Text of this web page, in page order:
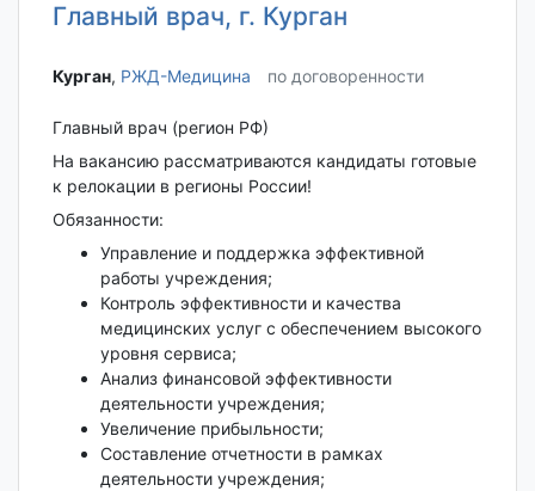
Главный врач, г. Курган
Курган‎, РЖД-Медицина по договоренности
Главный врач (регион РФ)
На вакансию рассматриваются кандидаты готовые
к релокации в регионы России!
Обязанности:
Управление и поддержка эффективной
работы учреждения;
Контроль эффективности и качества
медицинских услуг с обеспечением высокого
уровня сервиса;
Анализ финансовой эффективности
деятельности учреждения;
Увеличение прибыльности;
Составление отчетности в рамках
деятельности учреждения;